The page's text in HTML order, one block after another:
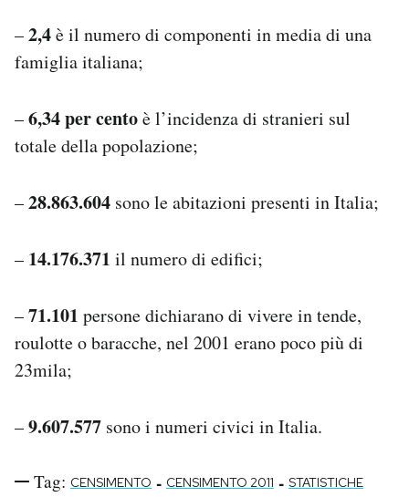
–2,4è il numero di componenti in media di una
famiglia italiana;
–6,34 per centoè l’incidenza di stranieri sul
totale della popolazione;
–28.863.604 sono le abitazioni presenti in Italia;
– 14.176.371 il numero di edifici;
–71.101 persone dichiarano di vivere in tende,
roulotte o baracche, nel 2001 erano poco più di
23mila;
–9.607.577 sono i numeri civici in Italia.
Tag: CENSIMENTO - CENSIMENTO 2011 - STATISTICHE